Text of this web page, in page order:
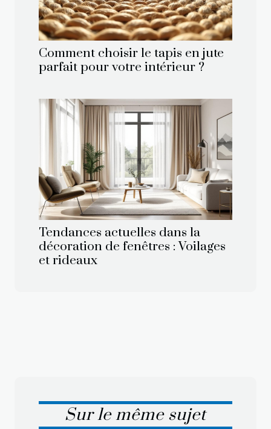
Comment choisir le tapis en jute
parfait pour votre intérieur ?
Tendances actuelles dans la
décoration de fenêtres : Voilages
et rideaux
Sur le même sujet